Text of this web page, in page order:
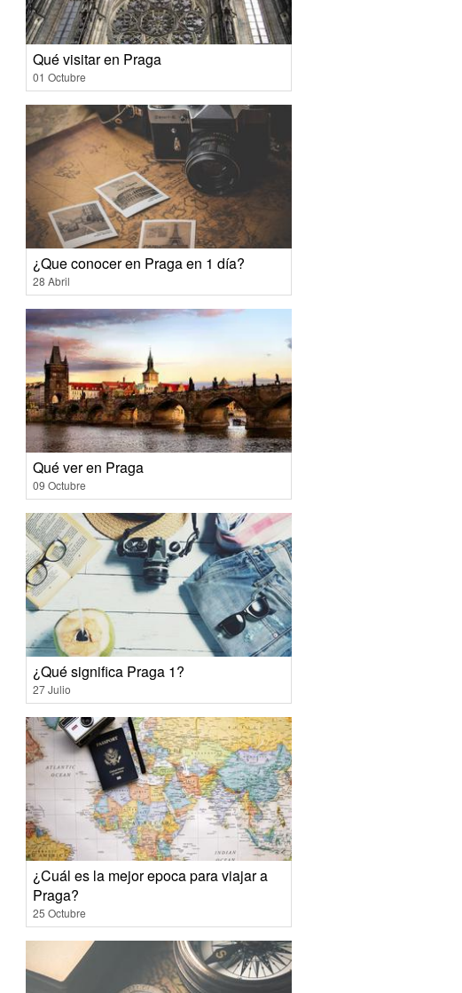
Qué visitar en Praga
01 Octubre
¿Que conocer en Praga en 1 día?
28 Abril
Qué ver en Praga
09 Octubre
¿Qué significa Praga 1?
27 Julio
¿Cuál es la mejor epoca para viajar a
Praga?
25 Octubre